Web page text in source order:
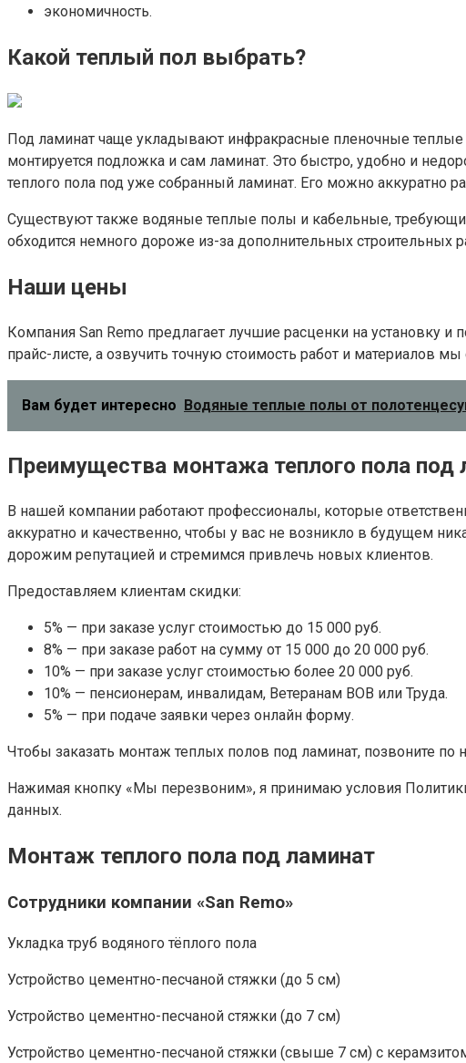
экономичность.
Какой теплый пол выбрать?
Под ламинат чаще укладывают инфракрасные пленочные теплые
монтируется подложка и сам ламинат. Это быстро, удобно и
теплого пола под уже собранный ламинат. Его можно аккуратно
Существуют также водяные теплые полы и кабельные,
обходится немного дороже из-за дополнительных строительных
Наши цены
Компания San Remo предлагает лучшие расценки на
прайс-листе, а озвучить точную стоимость работ и материалов
Вам будет интересно Водяные теплые полы от
Преимущества монтажа теплого пола под
В нашей компании работают профессионалы, которые
аккуратно и качественно, чтобы у вас не возникло в будущем
дорожим репутацией и стремимся привлечь новых клиентов.
Предоставляем клиентам скидки:
5% — при заказе услуг стоимостью до 15 000 руб.
8% — при заказе работ на сумму от 15 000 до 20 000 руб.
10% — при заказе услуг стоимостью более 20 000 руб.
10% — пенсионерам, инвалидам, Ветеранам ВОВ или Труда.
5% — при подаче заявки через онлайн форму.
Чтобы заказать монтаж теплых полов под ламинат, позвоните
Нажимая кнопку «Мы перезвоним», я принимаю условия
данных.
Монтаж теплого пола под ламинат
Сотрудники компании «San Remo»
Укладка труб водяного тёплого пола
Устройство цементно-песчаной стяжки (до 5 см)
Устройство цементно-песчаной стяжки (до 7 см)
Устройство цементно-песчаной стяжки (свыше 7 см) с